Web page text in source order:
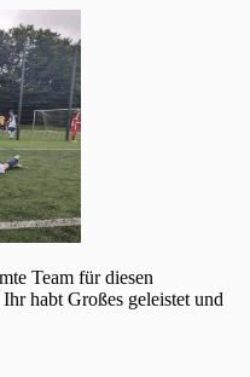
Team für diesen
habt Großes geleistet und